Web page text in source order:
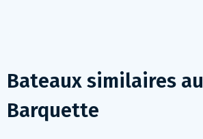
Bateaux similaires au
Barquette